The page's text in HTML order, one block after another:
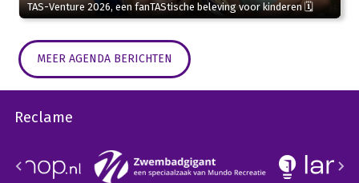
TAS-Venture 2026, een fanTAStische beleving voor kinderen 🗓
MEER AGENDA BERICHTEN
Reclame